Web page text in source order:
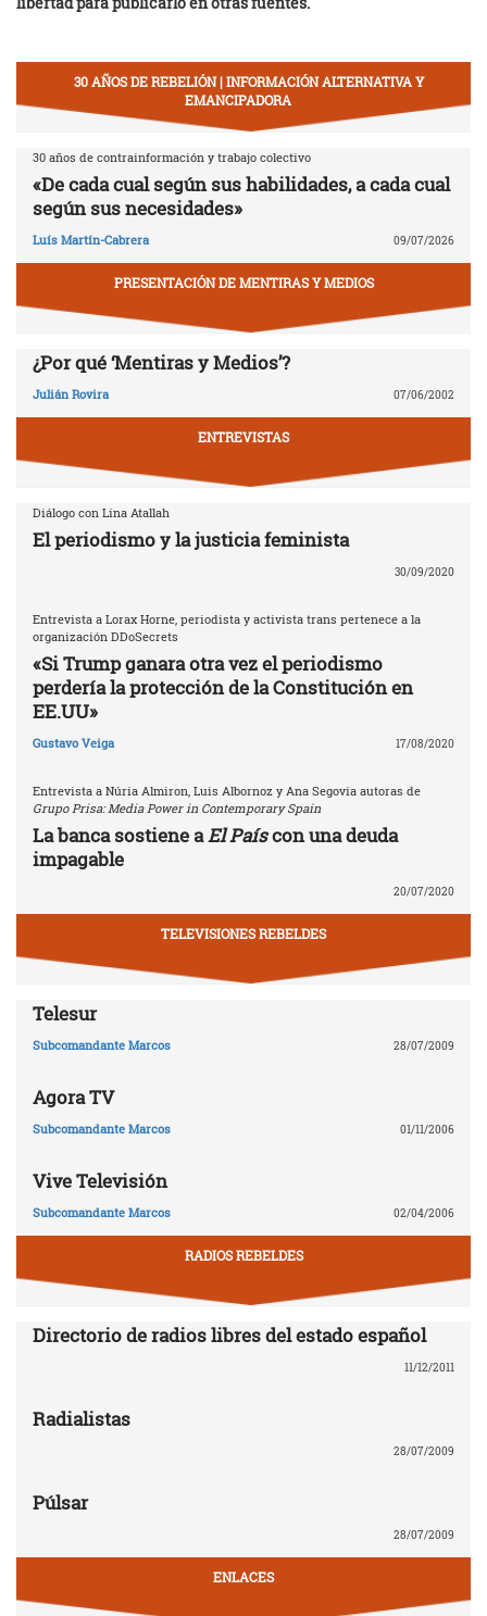
30 AÑOS DE REBELIÓN | INFORMACIÓN ALTERNATIVA Y
EMANCIPADORA
30 años de contrainformación y trabajo colectivo
«De cada cual según sus habilidades, a cada cual
según sus necesidades»
Luís Martín-Cabrera 09/07/2026
PRESENTACIÓN DE MENTIRAS Y MEDIOS
¿Por qué ‘Mentiras y Medios’?
Julián Rovira 07/06/2002
ENTREVISTAS
Diálogo con Lina Atallah
El periodismo y la justicia feminista
30/09/2020
Entrevista a Lorax Horne, periodista y activista trans pertenece a la
organización DDoSecrets
«Si Trump ganara otra vez el periodismo
perdería la protección de la Constitución en
EE.UU»
Gustavo Veiga 17/08/2020
Entrevista a Núria Almiron, Luis Albornoz y Ana Segovia autoras de
Grupo Prisa: Media Power in Contemporary Spain
La banca sostiene aEl Paíscon una deuda
impagable
20/07/2020
TELEVISIONES REBELDES
Telesur
Subcomandante Marcos 28/07/2009
Agora TV
Subcomandante Marcos 01/11/2006
Vive Televisión
Subcomandante Marcos 02/04/2006
RADIOS REBELDES
Directorio de radios libres del estado español
11/12/2011
Radialistas
28/07/2009
Púlsar
28/07/2009
ENLACES